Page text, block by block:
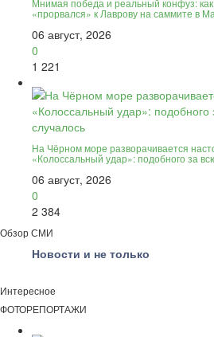
Мнимая победа и реальный конфуз:
«прорвался» к Лаврову на саммите в
06 август, 2026
0
1 221
На Чёрном море разворачивается
«Колоссальный удар»: подобного за
06 август, 2026
0
2 384
Обзор СМИ
Новости и не только
Интересное
ФОТОРЕПОРТАЖИ